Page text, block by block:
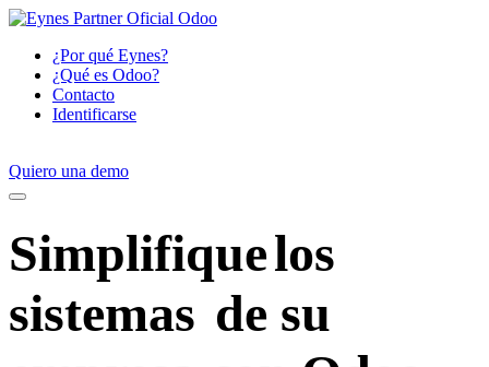
¿Por qué Eynes?
¿Qué es Odoo?
Contacto
Identificarse
Quiero una demo
Simplifiquelos
sistemas de su